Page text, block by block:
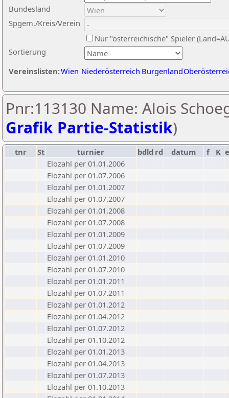
Sortierung
Bundesland
Spgem./Kreis/Verein
Nur "österreichische" Spieler
Vereinslisten:Wien Niederösterreich Burgenland
Pnr:113130 Name: Alois
Grafik Partie-Statistik)
tnr St turnier bdld rd datum f K
Elozahl per 01.01.2006
Elozahl per 01.07.2006
Elozahl per 01.01.2007
Elozahl per 01.07.2007
Elozahl per 01.01.2008
Elozahl per 01.07.2008
Elozahl per 01.01.2009
Elozahl per 01.07.2009
Elozahl per 01.01.2010
Elozahl per 01.07.2010
Elozahl per 01.01.2011
Elozahl per 01.07.2011
Elozahl per 01.01.2012
Elozahl per 01.04.2012
Elozahl per 01.07.2012
Elozahl per 01.10.2012
Elozahl per 01.01.2013
Elozahl per 01.04.2013
Elozahl per 01.07.2013
Elozahl per 01.10.2013